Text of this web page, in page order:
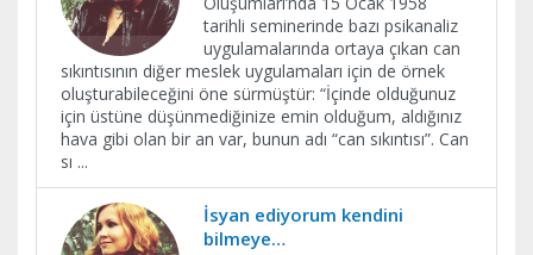
tarihli seminerinde bazı psikanaliz
uygulamalarında ortaya çıkan can
sıkıntısının diğer meslek uygulamaları için de örnek
oluşturabileceğini öne sürmüştür: “İçinde olduğunuz
için üstüne düşünmediğinize emin olduğum, aldığınız
hava gibi olan bir an var, bunun adı “can sıkıntısı”. Can
sı ...
İsyan ediyorum kendini
bilmeye…